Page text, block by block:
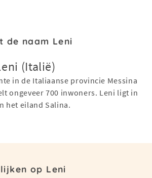
de naam Leni
(Italië)
in de Italiaanse provincie Messina
ongeveer 700 inwoners. Leni ligt in
het eiland Salina.
op Leni